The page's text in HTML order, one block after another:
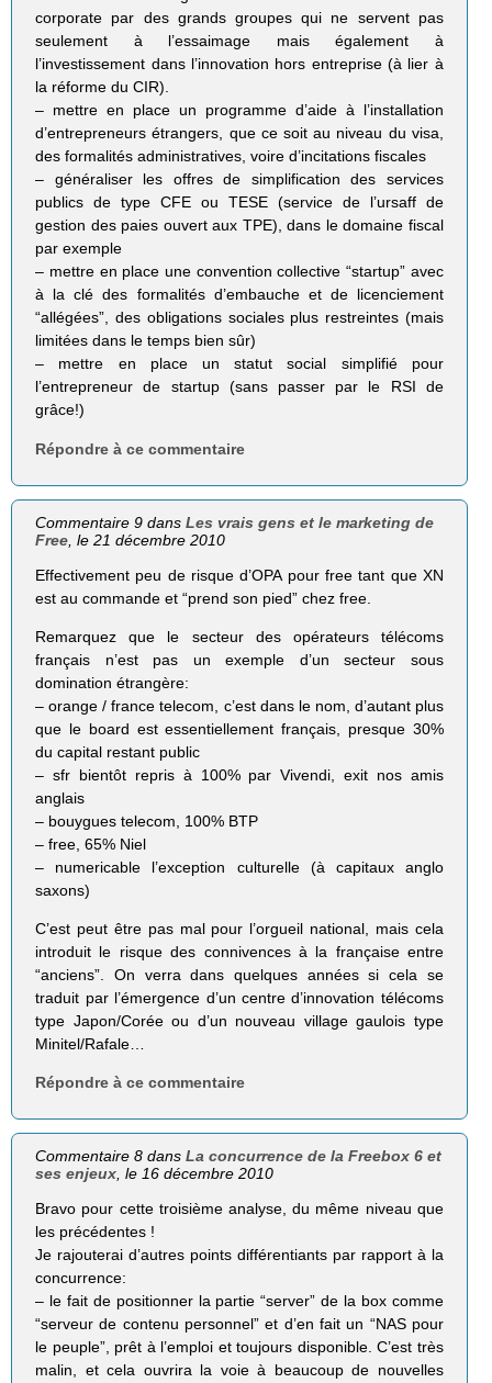
corporate par des grands groupes qui ne servent pas
seulement à l’essaimage mais également à
l’investissement dans l’innovation hors entreprise (à lier à
la réforme du CIR).
– mettre en place un programme d’aide à l’installation
d’entrepreneurs étrangers, que ce soit au niveau du visa,
des formalités administratives, voire d’incitations fiscales
– généraliser les offres de simplification des services
publics de type CFE ou TESE (service de l’ursaff de
gestion des paies ouvert aux TPE), dans le domaine fiscal
par exemple
– mettre en place une convention collective “startup” avec
à la clé des formalités d’embauche et de licenciement
“allégées”, des obligations sociales plus restreintes (mais
limitées dans le temps bien sûr)
– mettre en place un statut social simplifié pour
l’entrepreneur de startup (sans passer par le RSI de
grâce!)
Répondre à ce commentaire
Commentaire 9 dansLes vrais gens et le marketing de
Free , le 21 décembre 2010
Effectivement peu de risque d’OPA pour free tant que XN
est au commande et “prend son pied” chez free.
Remarquez que le secteur des opérateurs télécoms
français n’est pas un exemple d’un secteur sous
domination étrangère:
– orange / france telecom, c’est dans le nom, d’autant plus
que le board est essentiellement français, presque 30%
du capital restant public
– sfr bientôt repris à 100% par Vivendi, exit nos amis
anglais
– bouygues telecom, 100% BTP
– free, 65% Niel
– numericable l’exception culturelle (à capitaux anglo
saxons)
C’est peut être pas mal pour l’orgueil national, mais cela
introduit le risque des connivences à la française entre
“anciens”. On verra dans quelques années si cela se
traduit par l’émergence d’un centre d’innovation télécoms
type Japon/Corée ou d’un nouveau village gaulois type
Minitel/Rafale…
Répondre à ce commentaire
Commentaire 8 dansLa concurrence de la Freebox 6 et
ses enjeux , le 16 décembre 2010
Bravo pour cette troisième analyse, du même niveau que
les précédentes !
Je rajouterai d’autres points différentiants par rapport à la
concurrence:
– le fait de positionner la partie “server” de la box comme
“serveur de contenu personnel” et d’en fait un “NAS pour
le peuple”, prêt à l’emploi et toujours disponible. C’est très
malin, et cela ouvrira la voie à beaucoup de nouvelles